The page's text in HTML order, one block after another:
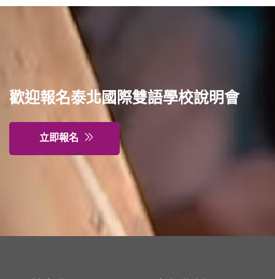
歡迎報名泰北國際雙語學校說明會
立即報名